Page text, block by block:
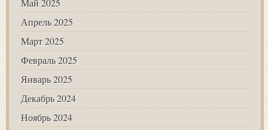
Апрель 2025
Март 2025
Февраль 2025
Январь 2025
Декабрь 2024
Ноябрь 2024